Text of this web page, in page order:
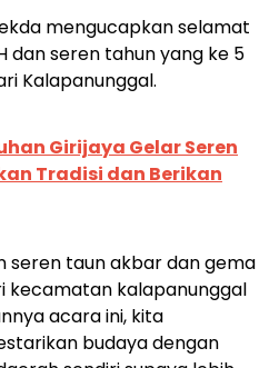
mengucapkan selamat
dan seren tahun yang ke 5
Kalapanunggal.
Girijaya Gelar Seren
Tradisi dan Berikan
seren taun akbar dan gema
kecamatan kalapanunggal
acara ini, kita
budaya dengan